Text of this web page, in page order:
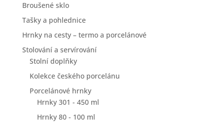
Broušené sklo
Tašky a pohlednice
Hrnky na cesty – termo a porcelánové
Stolování a servírování
Stolní doplňky
Kolekce českého porcelánu
Porcelánové hrnky
Hrnky 301 - 450 ml
Hrnky 80 - 100 ml